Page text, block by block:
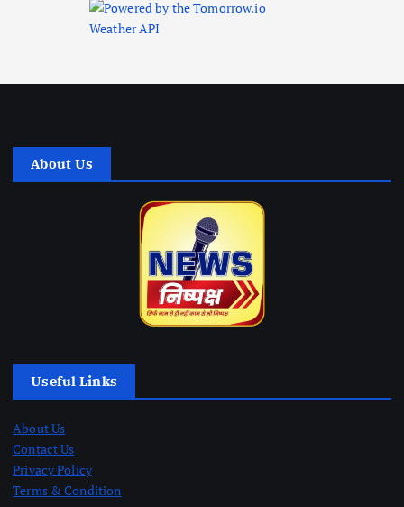
About Us
Useful Links
About Us
Contact Us
Privacy Policy
Terms & Condition